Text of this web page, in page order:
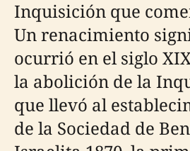
Inquisición que
Un renacimiento
ocurrió en el siglo
la abolición de la
que llevó al
de la Sociedad de